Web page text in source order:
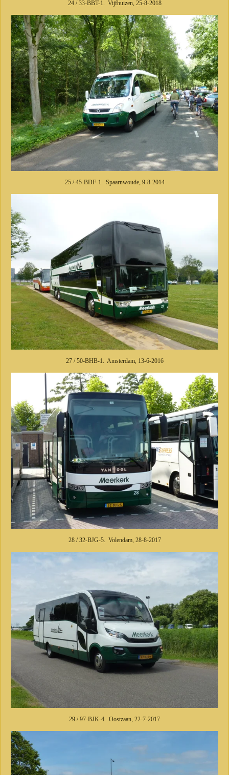
24 / 33-BBT-1. Vijfhuizen, 25-8-2018
25 / 45-BDF-1. Spaarnwoude, 9-8-2014
27 / 50-BHB-1. Amsterdam, 13-6-2016
28 / 32-BJG-5. Volendam, 28-8-2017
29 / 97-BJK-4. Oostzaan, 22-7-2017